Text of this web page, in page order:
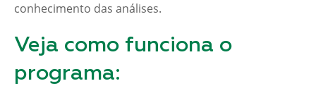
conhecimento das análises.
Veja como funciona o
programa: